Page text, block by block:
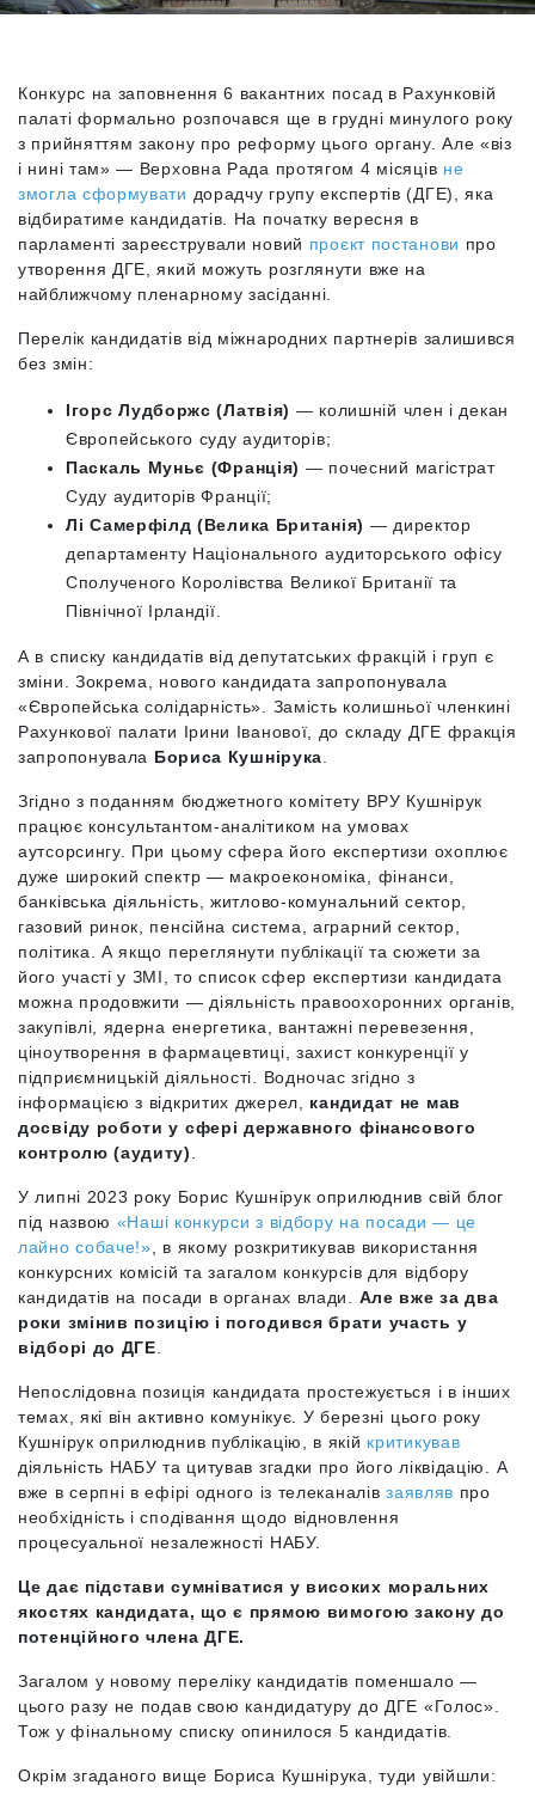
Конкурс на заповнення 6 вакантних посад в Рахунковій
палаті формально розпочався ще в грудні минулого року
з прийняттям закону про реформу цього органу. Але «віз
і нині там» — Верховна Рада протягом 4 місяців не
змогла сформувати дорадчу групу експертів (ДГЕ), яка
відбиратиме кандидатів. На початку вересня в
парламенті зареєстрували новий проєкт постанови про
утворення ДГЕ, який можуть розглянути вже на
найближчому пленарному засіданні.
Перелік кандидатів від міжнародних партнерів залишився
без змін:
Ігорс Лудборжс (Латвія) — колишній член і декан
Європейського суду аудиторів;
Паскаль Муньє (Франція) — почесний магістрат
Суду аудиторів Франції;
Лі Самерфілд (Велика Британія) — директор
департаменту Національного аудиторського офісу
Сполученого Королівства Великої Британії та
Північної Ірландії.
А в списку кандидатів від депутатських фракцій і груп є
зміни. Зокрема, нового кандидата запропонувала
«Європейська солідарність». Замість колишньої членкині
Рахункової палати Ірини Іванової, до складу ДГЕ фракція
запропонувала Бориса Кушнірука
Згідно з поданням бюджетного комітету ВРУ Кушнірук
працює консультантом-аналітиком на умовах
аутсорсингу. При цьому сфера його експертизи охоплює
дуже широкий спектр — макроекономіка, фінанси,
банківська діяльність, житлово-комунальний сектор,
газовий ринок, пенсійна система, аграрний сектор,
політика. А якщо переглянути публікації та сюжети за
його участі у ЗМІ, то список сфер експертизи кандидата
можна продовжити — діяльність правоохоронних органів,
закупівлі, ядерна енергетика, вантажні перевезення,
ціноутворення в фармацевтиці, захист конкуренції у
підприємницькій діяльності
Водночас згідно з
інформацією з відкритих джерел, кандидат не мав
досвіду роботи у сфері державного фінансового
контролю (аудиту)
У липні 2023 року Борис Кушнірук оприлюднив свій блог
під назвою «Наші конкурси з відбору на посади — це
лайно собаче!» , в якому розкритикував використання
конкурсних комісій та загалом конкурсів для відбору
кандидатів на посади в органах влади. Але вже за два
роки змінив позицію і погодився брати участь у
відборі до ДГЕ
Непослідовна позиція кандидата простежується і в інших
темах, які він активно комунікує. У березні цього року
Кушнірук оприлюднив публікацію, в якій критикував
діяльність НАБУ та цитував згадки про його ліквідацію. А
вже в серпні в ефірі одного із телеканалівзаявляв про
необхідність і сподівання щодо відновлення
процесуальної незалежності НАБУ.
Це дає підстави сумніватися у високих моральних
якостях кандидата, що є прямою вимогою закону до
потенційного члена ДГЕ.
Загалом у новому переліку кандидатів поменшало —
цього разу не подав свою кандидатуру до ДГЕ «Голос».
Тож у фінальному списку опинилося 5 кандидатів.
Окрім згаданого вище Бориса Кушнірука, туди увійшли: